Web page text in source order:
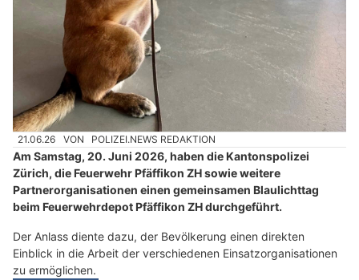
21.06.26 VON POLIZEI.NEWS REDAKTION
Am Samstag, 20. Juni 2026, haben die Kantonspolizei
Zürich, die Feuerwehr Pfäffikon ZH sowie weitere
Partnerorganisationen einen gemeinsamen Blaulichttag
beim Feuerwehrdepot Pfäffikon ZH durchgeführt.
Der Anlass diente dazu, der Bevölkerung einen direkten
Einblick in die Arbeit der verschiedenen Einsatzorganisationen
zu ermöglichen.